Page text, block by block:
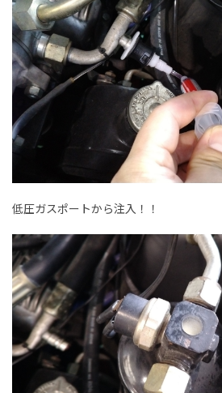
低圧ガスポートから注入！！